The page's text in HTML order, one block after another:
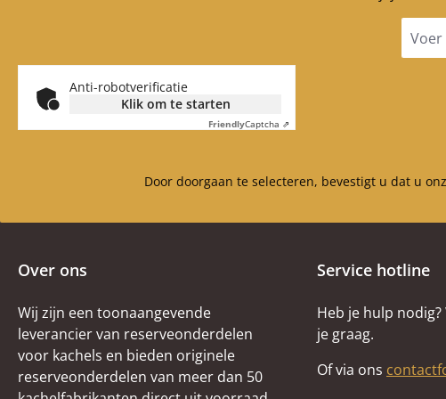
geïnstalleerd
Koordafdichting
Diameter 10 mm Lengte
3,2 m is ingebouwd in de
Leveringsomvang 1
Anti-robotverificatie
Klik om te starten
FriendlyCaptcha ⇗
Door doorgaan te selecteren, bevestigt u dat u
Over ons
Wij zijn een toonaangevende
leverancier van reserveonderdelen
voor kachels en bieden originele
reserveonderdelen van meer dan 50
Service hotline
Heb je hulp
je graag.
Of via ons